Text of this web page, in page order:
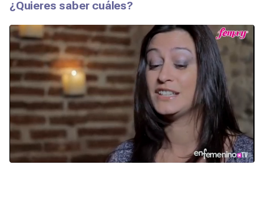
¿Quieres saber cuáles?